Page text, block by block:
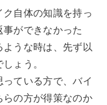
自体の知識を持っ
ができなかった
うな時は、先ず以
ょう。
ている方で、バイ
らの方が得策なのか